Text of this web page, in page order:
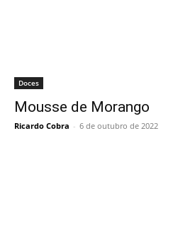
Doces
Mousse de Morango
Ricardo Cobra - 6 de outubro de 2022